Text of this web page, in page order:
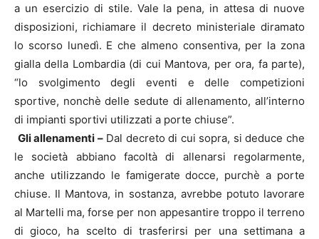
a un esercizio di stile. Vale la pena, in attesa di nuove
disposizioni, richiamare il decreto ministeriale diramato
lo scorso lunedì. E che almeno consentiva, per la zona
gialla della Lombardia (di cui Mantova, per ora, fa parte),
“lo svolgimento degli eventi e delle competizioni
sportive, nonchè delle sedute di allenamento, all’interno
di impianti sportivi utilizzati a porte chiuse”.
Gli allenamenti –Dal decreto di cui sopra, si deduce che
le società abbiano facoltà di allenarsi regolarmente,
anche utilizzando le famigerate docce, purchè a porte
chiuse. Il Mantova, in sostanza, avrebbe potuto lavorare
al Martelli ma, forse per non appesantire troppo il terreno
di gioco, ha scelto di trasferirsi per una settimana a